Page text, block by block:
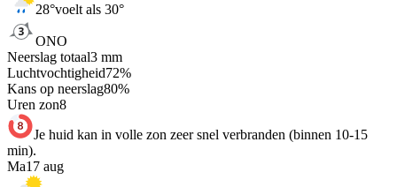
28°voelt als 30°
ONO
Neerslag totaal3 mm
Luchtvochtigheid72%
Kans op neerslag80%
Uren zon8
Je huid kan in volle zon zeer snel verbranden (binnen 10-15
min).
Ma17 aug